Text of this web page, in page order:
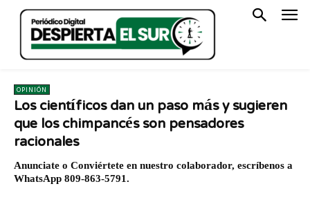
OPINIÓN
Los científicos dan un paso más y sugieren
que los chimpancés son pensadores
racionales
Anunciate o Conviértete en nuestro colaborador, escríbenos a
WhatsApp 809-863-5791.